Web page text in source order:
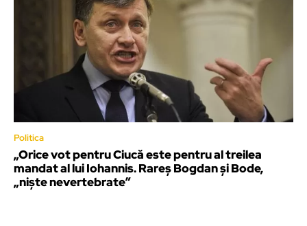
Politica
„Orice vot pentru Ciucă este pentru al treilea
mandat al lui Iohannis. Rareș Bogdan și Bode,
„niște nevertebrate”